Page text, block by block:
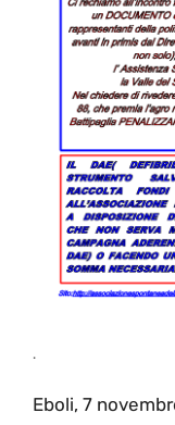
.
Eboli, 7